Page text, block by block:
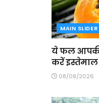
MAIN SLIDER
ये फल आपकी
करें इस्तेमाल
08/08/2026